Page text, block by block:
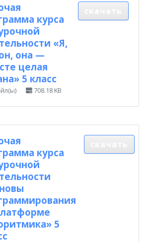
курса
«Я,
она —
целая
5 класс
708.18 KB
курса
5